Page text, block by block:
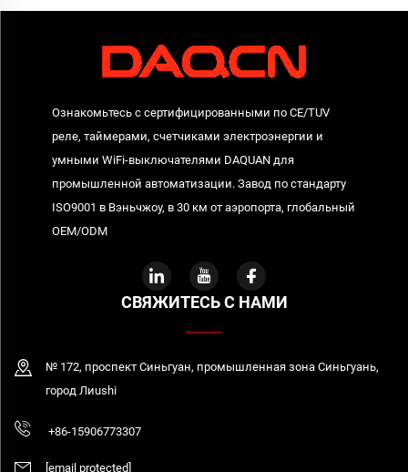
Ознакомьтесь с сертифицированными по CE/TUV
реле, таймерами, счетчиками электроэнергии и
умными WiFi-выключателями DAQUAN для
промышленной автоматизации. Завод по стандарту
ISO9001 в Вэньчжоу, в 30 км от аэропорта, глобальный
OEM/ODM
СВЯЖИТЕСЬ С НАМИ
№ 172, проспект Синьгуан, промышленная зона Синьгуань,
город Лиushi
+86-15906773307
[email protected]